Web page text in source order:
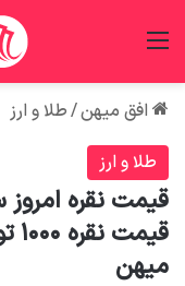
افق میهن/طلا و ارز
طلا و ارز
میهن